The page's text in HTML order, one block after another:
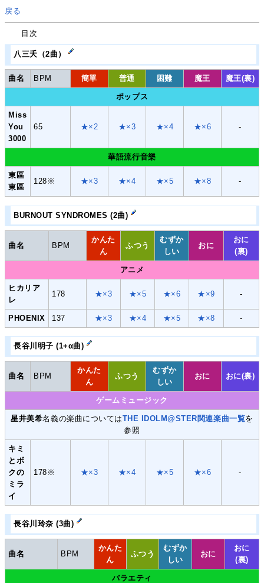
戻る
目次
八三夭（2曲）
曲名 BPM 簡單 普通 困難 魔王 魔王(裏)
ポップス
Miss
You
3000
65 ★×2 ★×3 ★×4 ★×6 -
華語流行音樂
東區
東區
128※ ★×3 ★×4 ★×5 ★×8 -
BURNOUT SYNDROMES (2曲)
曲名 BPM
かんた
ん
ふつう
むずか
しい
おに
おに
(裏)
アニメ
ヒカリア
レ
178 ★×3 ★×5 ★×6 ★×9 -
PHOENIX 137 ★×3 ★×4 ★×5 ★×8 -
長谷川明子 (1+α曲)
曲名 BPM
かんた
ん
ふつう
むずか
しい
おに おに(裏)
ゲームミュージック
星井美希名義の楽曲についてはTHE IDOLM@STER関連楽曲一覧を
参照
キミ
とボ
クの
ミラ
イ
178※ ★×3 ★×4 ★×5 ★×6 -
長谷川玲奈 (3曲)
曲名 BPM
かんた
ん
ふつう
むずか
しい
おに
おに
(裏)
バラエティ